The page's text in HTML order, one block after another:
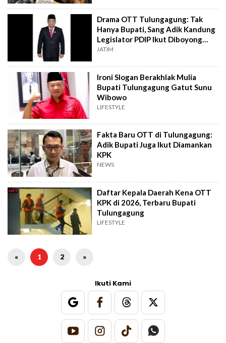
Drama OTT Tulungagung: Tak
Hanya Bupati, Sang Adik Kandung
Legislator PDIP Ikut Diboyong
KPK
JATIM
Ironi Slogan Berakhlak Mulia
Bupati Tulungagung Gatut Sunu
Wibowo
LIFESTYLE
Fakta Baru OTT di Tulungagung:
Adik Bupati Juga Ikut Diamankan
KPK
NEWS
Daftar Kepala Daerah Kena OTT
KPK di 2026, Terbaru Bupati
Tulungagung
LIFESTYLE
« 1 2 »
Ikuti Kami